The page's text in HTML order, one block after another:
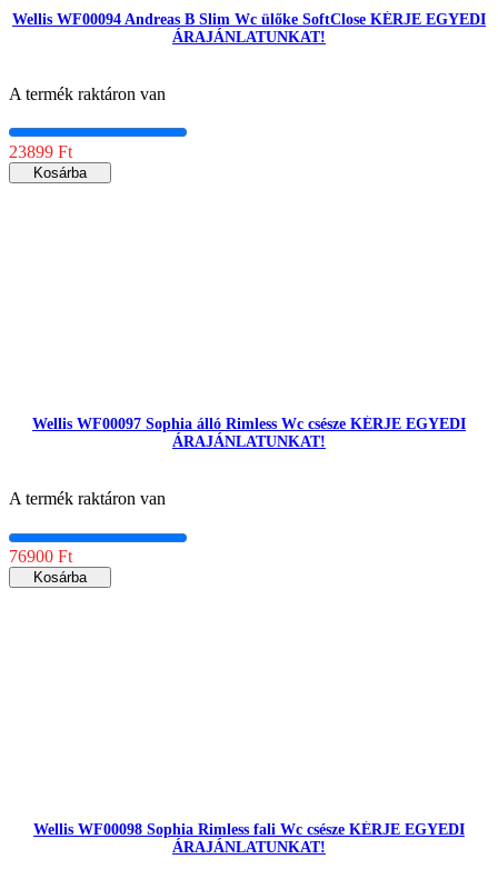
Wellis WF00094 Andreas B Slim Wc ülőke SoftClose KÉRJE EGYEDI
ÁRAJÁNLATUNKAT!
A termék raktáron van
23899 Ft
Kosárba
Wellis WF00097 Sophia álló Rimless Wc csésze KÉRJE EGYEDI
ÁRAJÁNLATUNKAT!
A termék raktáron van
76900 Ft
Kosárba
Wellis WF00098 Sophia Rimless fali Wc csésze KÉRJE EGYEDI
ÁRAJÁNLATUNKAT!